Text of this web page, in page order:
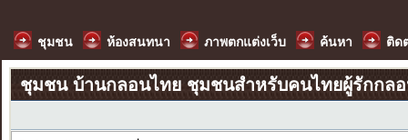
ชุมชน ห้องสนทนา ภาพตกแต่งเว็บ ค้นหา ติด
ชุมชน บ้านกลอนไทย ชุมชนสำหรับคนไทยผู้รักกล